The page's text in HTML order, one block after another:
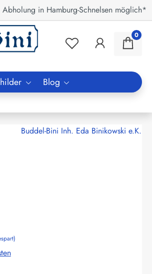
Abholung in Hamburg-Schnelsen möglich*
0
Blog
Buddel-Bini Inh. Eda Binikowski e.K.